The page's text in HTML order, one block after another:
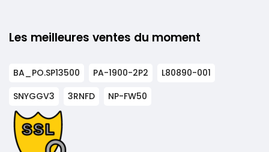
Les meilleures ventes du moment
BA_PO.SP13500 PA-1900-2P2
L80890-001
SNYGGV3
3RNFD NP-FW50